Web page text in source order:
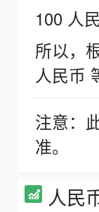
100 人
所以，
人民币
注意：
准。
人民